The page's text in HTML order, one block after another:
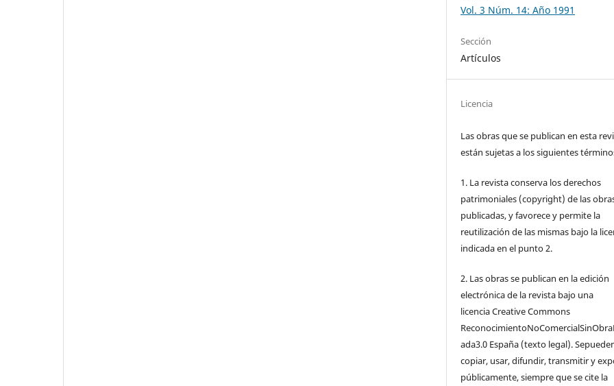
Vol. 3 Núm. 14: Año 1991
Sección
Artículos
Licencia
Las obras que se publican en esta
están sujetas a los siguientes
1. La revista conserva los derechos
patrimoniales (copyright) de las
publicadas, y favorece y permite la
reutilización de las mismas bajo la
indicada en el punto 2.
2. Las obras se publican en la edición
electrónica de la revista bajo una
licencia Creative Commons
ada3.0 España (texto legal).
copiar, usar, difundir, transmitir y
públicamente, siempre que se cite la